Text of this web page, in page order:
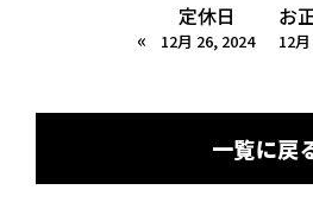
«
定休日
12月 26, 2024
お
12
一覧に戻